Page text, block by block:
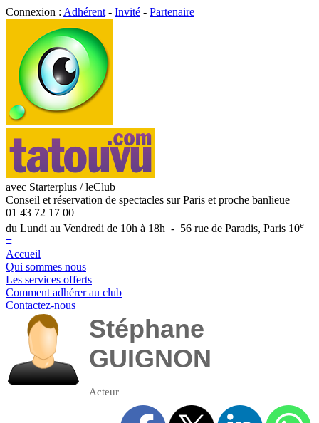
Connexion : Adhérent - Invité - Partenaire
avec Starterplus / leClub
Conseil et réservation de spectacles sur Paris et proche banlieue
01 43 72 17 00
du Lundi au Vendredi de 10h à 18h - 56 rue de Paradis, Paris 10e
≡
Accueil
Qui sommes nous
Les services offerts
Comment adhérer au club
Contactez-nous
Stéphane
GUIGNON
Acteur